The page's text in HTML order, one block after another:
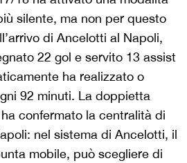
silente, ma non per questo
di Ancelotti al Napoli,
22 gol e servito 13 assist
ha realizzato o
92 minuti. La doppietta
confermato la centralità di
nel sistema di Ancelotti, il
mobile, può scegliere di